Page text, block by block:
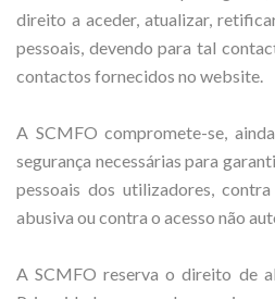
direito a aceder, atualizar,
pessoais, devendo para tal
contactos fornecidos no website.
A SCMFO compromete-se,
segurança necessárias para
pessoais dos utilizadores,
abusiva ou contra o acesso não
A SCMFO reserva o direito de